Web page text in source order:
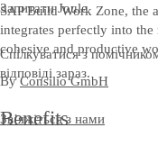
Запитати Joule
Спілкуватися з
відповіді зараз.
Зв’яжіться з нами
SAP Build Work Zone, the
integrates perfectly into
cohesive and productive
ByConsilio GmbH
Benefits